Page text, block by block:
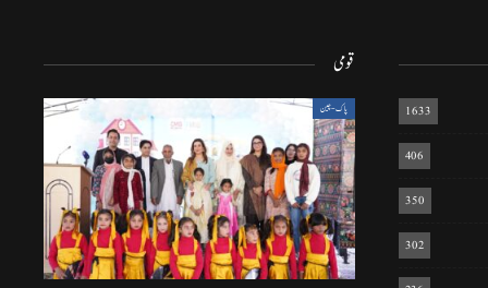
1633
406
350
302
قومی
پاک-چین